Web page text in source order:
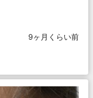
9ヶ月くらい前